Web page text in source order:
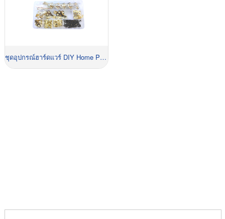
ชุดอุปกรณ์ฮาร์ดแวร์ DIY Home Project Set